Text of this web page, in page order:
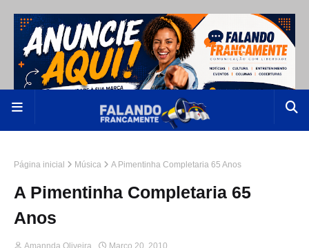
Página inicial Música A Pimentinha Completaria 65 Anos
A Pimentinha Completaria 65
Anos
Amannda Oliveira Março 20, 2010